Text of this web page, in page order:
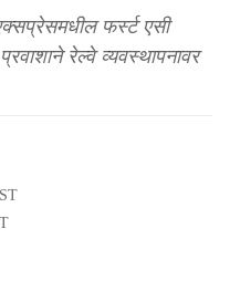
फर्स्ट एसी
रेल्वे व्यवस्थापनावर